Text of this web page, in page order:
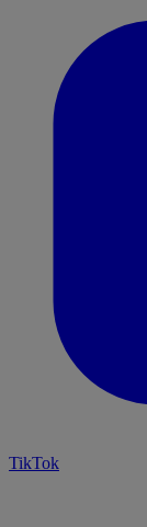
TikTok